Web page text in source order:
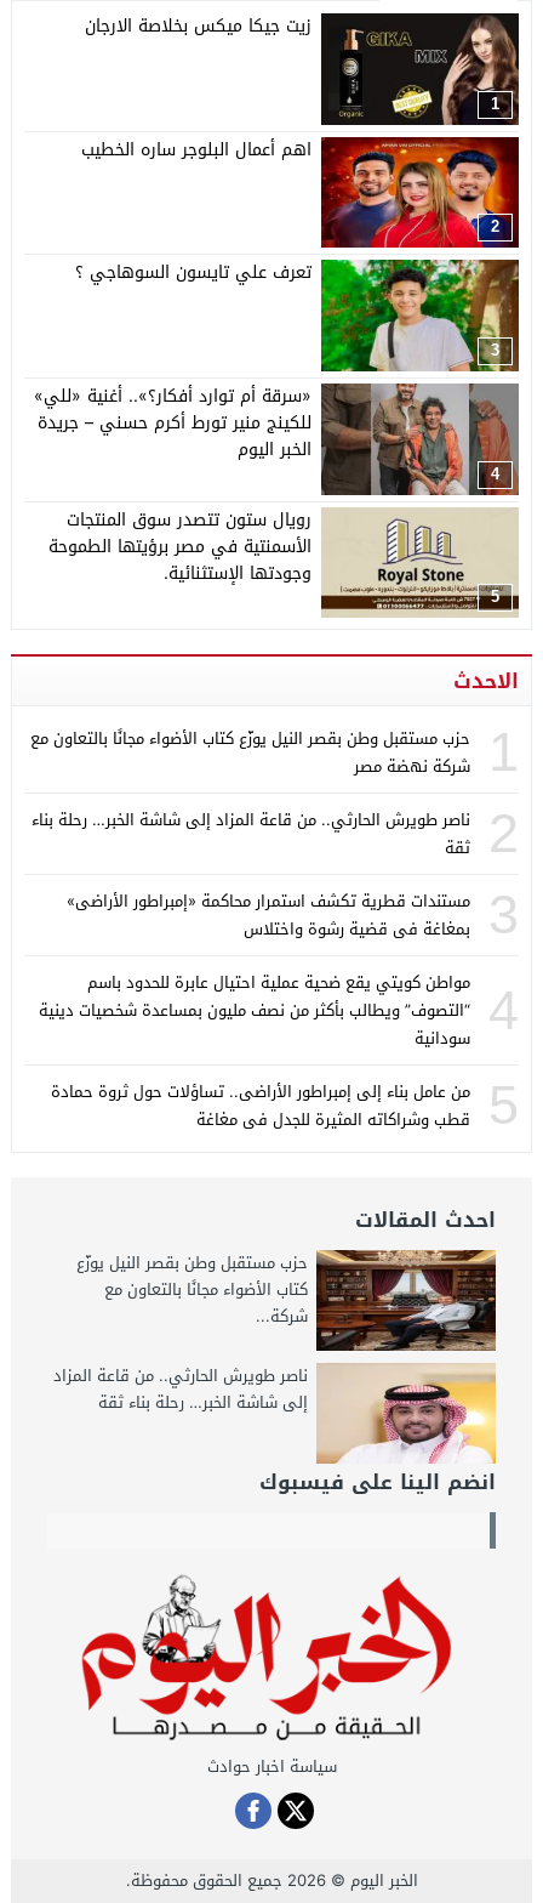
1
زيت جيكا ميكس بخلاصة الارجان
2
اهم أعمال البلوجر ساره الخطيب
3
تعرف علي تايسون السوهاجي ؟
4
«سرقة أم توارد أفكار؟».. أغنية «للي»
للكينج منير تورط أكرم حسني – جريدة
الخبر اليوم
5
رويال ستون تتصدر سوق المنتجات
الأسمنتية في مصر برؤيتها الطموحة
وجودتها الإستثنائية.
الاحدث
1
حزب مستقبل وطن بقصر النيل يوزّع كتاب الأضواء مجانًا بالتعاون مع
شركة نهضة مصر
2
ناصر طويرش الحارثي.. من قاعة المزاد إلى شاشة الخبر… رحلة بناء
ثقة
3
مستندات قطرية تكشف استمرار محاكمة «إمبراطور الأراضى»
بمغاغة فى قضية رشوة واختلاس
4
مواطن كويتي يقع ضحية عملية احتيال عابرة للحدود باسم
“التصوف” ويطالب بأكثر من نصف مليون بمساعدة شخصيات دينية
سودانية
5
من عامل بناء إلى إمبراطور الأراضى.. تساؤلات حول ثروة حمادة
قطب وشراكاته المثيرة للجدل فى مغاغة
احدث المقالات
حزب مستقبل وطن بقصر النيل يوزّع
كتاب الأضواء مجانًا بالتعاون مع
شركة...
ناصر طويرش الحارثي.. من قاعة المزاد
إلى شاشة الخبر… رحلة بناء ثقة
انضم الينا على فيسبوك
سياسة اخبار حوادث
الخبر اليوم © 2026 جميع الحقوق محفوظة.